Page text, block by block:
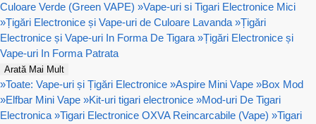
Culoare Verde (Green VAPE) »Vape-uri si Tigari Electronice Mici
»Țigări Electronice și Vape-uri de Culoare Lavanda »Țigări
Electronice și Vape-uri In Forma De Tigara »Țigări Electronice și
Vape-uri In Forma Patrata
Arată Mai Mult
»Toate: Vape-uri și Țigări Electronice »Aspire Mini Vape »Box Mod
»Elfbar Mini Vape »Kit-uri tigari electronice »Mod-uri De Tigari
Electronica »Tigari Electronice OXVA Reincarcabile (Vape) »Tigari